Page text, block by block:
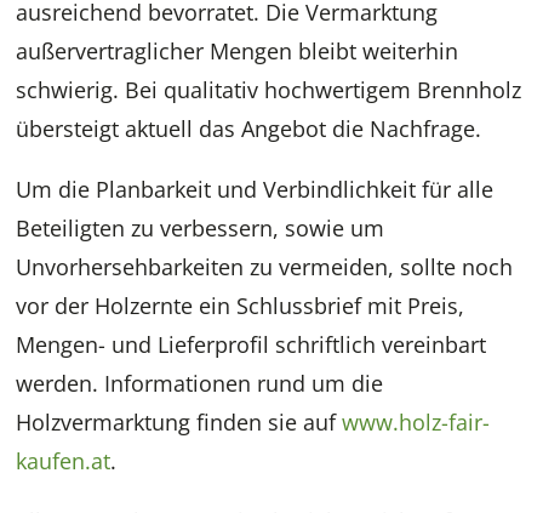
ausreichend bevorratet. Die Vermarktung
außervertraglicher Mengen bleibt weiterhin
schwierig. Bei qualitativ hochwertigem Brennholz
übersteigt aktuell das Angebot die Nachfrage.
Um die Planbarkeit und Verbindlichkeit für alle
Beteiligten zu verbessern, sowie um
Unvorhersehbarkeiten zu vermeiden, sollte noch
vor der Holzernte ein Schlussbrief mit Preis,
Mengen- und Lieferprofil schriftlich vereinbart
werden. Informationen rund um die
Holzvermarktung finden sie aufwww.holz-fair-
kaufen.at.